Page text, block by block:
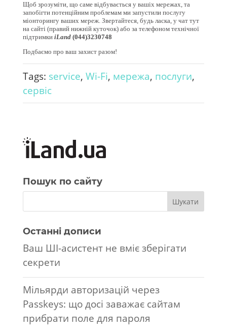
Щоб зрозуміти, що саме відбувається у вашіх мережах, та
запобігти потенційним проблемам ми запустили послугу
міонторингу ваших мереж. Звертайтеся, будь ласка, у чат тут
на сайті (правий нижній куточок) або за телефоном технічної
підтримки iLand (044)3230748
Подбаємо про ваш захист разом!
Tags: service, Wi-Fi, мережа, послуги,
сервіс
Пошук по сайту
Останні дописи
Ваш ШІ-асистент не вміє зберігати
секрети
Мільярди авторизацій через
Passkeys: що досі заважає сайтам
прибрати поле для пароля